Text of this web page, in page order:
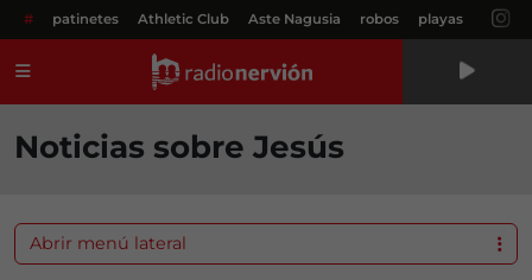
# patinetes Athletic Club Aste Nagusia robos playas
Noticias sobre Jesús
Abrir menú lateral